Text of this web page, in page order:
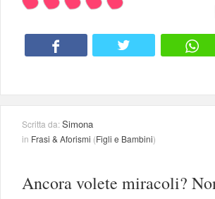
Scritta da:Simona
in Frasi & Aforismi (Figli e Bambini)
Ancora volete miracoli?